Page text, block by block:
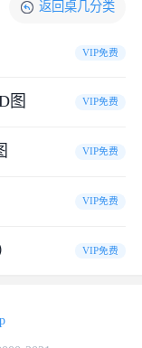
返回 桌几分类
VIP免费
图 VIP免费
VIP免费
VIP免费
VIP免费